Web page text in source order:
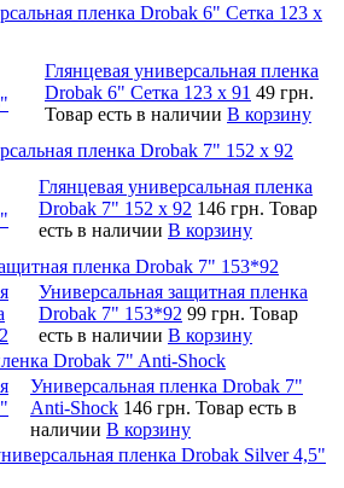
пленка Drobak 6" Сетка 123 х
Глянцевая универсальная пленка
Drobak 6" Сетка 123 х 91 49 грн.
Товар есть в наличии В корзину
пленка Drobak 7" 152 x 92
Глянцевая универсальная пленка
Drobak 7" 152 x 92 146 грн. Товар
есть в наличии В корзину
пленка Drobak 7" 153*92
Универсальная защитная пленка
Drobak 7" 153*92 99 грн. Товар
есть в наличии В корзину
Drobak 7" Anti-Shock
Универсальная пленка Drobak 7"
Anti-Shock 146 грн. Товар есть в
наличии В корзину
пленка Drobak Silver 4,5"